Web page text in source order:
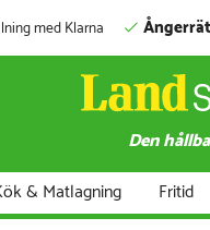
med Klarna
Den
& Matlagning Fritid